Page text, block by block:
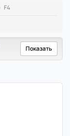
F4
Показать